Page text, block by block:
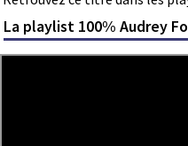
La playlist 100% Audrey